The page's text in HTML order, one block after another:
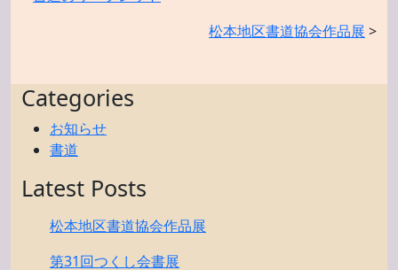
松本地区書道協会作品展 >
Categories
お知らせ
書道
Latest Posts
松本地区書道協会作品展
第31回つくし会書展